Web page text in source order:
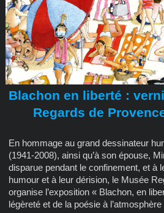
Blachon en liberté :
Regards de
En hommage au grand dessinateur
(1941-2008), ainsi qu’à son épouse,
disparue pendant le confinement, et à
humour et à leur dérision, le Musée
organise l’exposition « Blachon, en
légèreté et de la poésie à